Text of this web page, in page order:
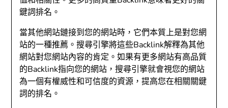
鍵詞排名。
當其他網站鏈接到您的網站時，它們本質上是對您網
站的一種推薦。搜尋引擎將這些Backlink解釋為其他
網站對您網站內容的肯定。如果有更多網站有高品質
的Backlink指向您的網站，搜尋引擎就會視您的網站
為一個有權威性和可信度的資源，提高您在相關關鍵
詞的排名。